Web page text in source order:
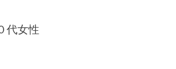
代女性